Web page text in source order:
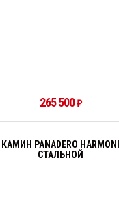
265 500 ₽
PANADERO
СТАЛЬНОЙ